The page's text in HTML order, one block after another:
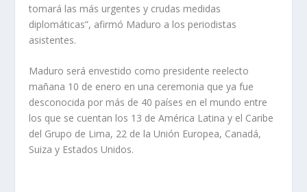
tomará las más urgentes y crudas medidas
diplomáticas”, afirmó Maduro a los periodistas
asistentes.
Maduro será envestido como presidente reelecto
mañana 10 de enero en una ceremonia que ya fue
desconocida por más de 40 países en el mundo entre
los que se cuentan los 13 de América Latina y el Caribe
del Grupo de Lima, 22 de la Unión Europea, Canadá,
Suiza y Estados Unidos.